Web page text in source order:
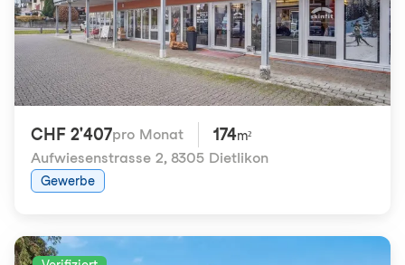
CHF 2'407pro Monat 174m²
Aufwiesenstrasse 2, 8305 Dietlikon
Gewerbe